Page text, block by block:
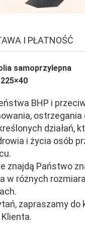
I PŁATNOŚĆ
samoprzylepna
BHP i
ostrzegania
działań,
i życia osób
znajdą Państwo
w różnych
zapraszamy do
Klienta.